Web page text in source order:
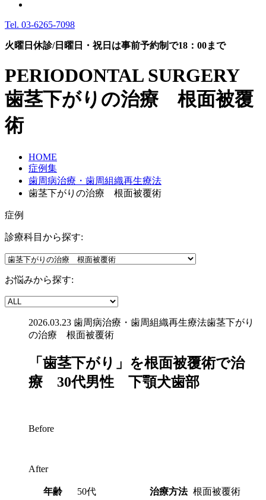
Tel. 03-6265-7098
火曜日休診/日曜日・祝日は事前予約制で18：00まで
PERIODONTAL SURGERY
歯茎下がりの治療 根面被覆
術
HOME
症例集
歯周病治療・歯周組織再生療法
歯茎下がりの治療 根面被覆術
症例
診療科目から探す:
お悩みから探す:
2026.03.23 歯周病治療・歯周組織再生療法歯茎下がり
の治療 根面被覆術
「歯茎下がり」を根面被覆術で治
療 30代男性 下顎犬歯部
Before
After
年齢 50代 治療方法 根面被覆術